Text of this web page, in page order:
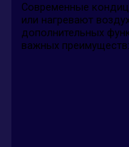
Современные
или нагревают
дополнительных
важных преимуществ: